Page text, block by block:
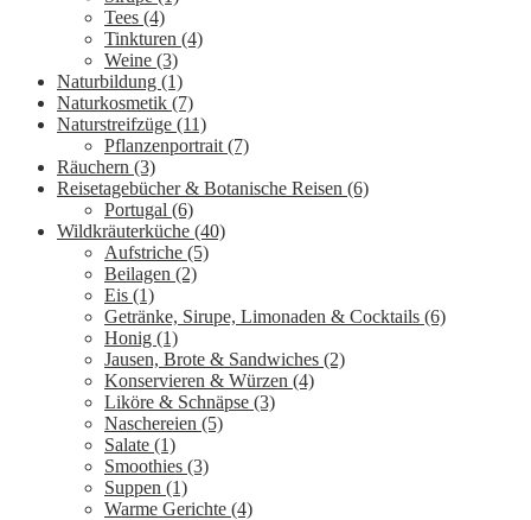
Tees (4)
Tinkturen (4)
Weine (3)
Naturbildung (1)
Naturkosmetik (7)
Naturstreifzüge (11)
Pflanzenportrait (7)
Räuchern (3)
Reisetagebücher & Botanische Reisen (6)
Portugal (6)
Wildkräuterküche (40)
Aufstriche (5)
Beilagen (2)
Eis (1)
Getränke, Sirupe, Limonaden & Cocktails (6)
Honig (1)
Jausen, Brote & Sandwiches (2)
Konservieren & Würzen (4)
Liköre & Schnäpse (3)
Naschereien (5)
Salate (1)
Smoothies (3)
Suppen (1)
Warme Gerichte (4)